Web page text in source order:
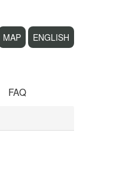
MAP ENGLISH
FAQ